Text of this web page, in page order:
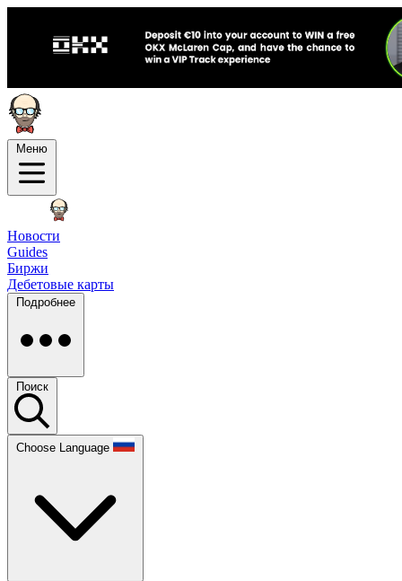
Меню
Новости
Guides
Биржи
Дебетовые карты
Подробнее
Поиск
Choose Language